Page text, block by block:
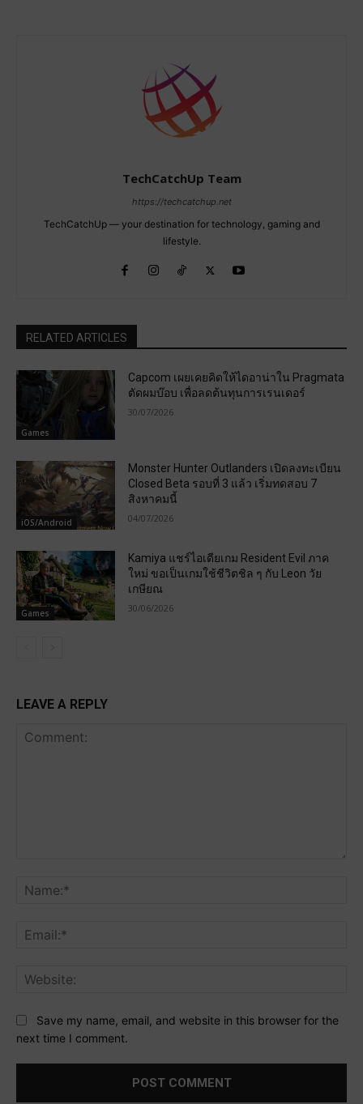
TechCatchUp Team
https://techcatchup.net
TechCatchUp — your destination for technology, gaming and
lifestyle.
RELATED ARTICLES
Games
Capcom เผยเคยคิดให้ไดอาน่าใน Pragmata
ตัดผมบ๊อบ เพื่อลดต้นทุนการเรนเดอร์
30/07/2026
iOS/Android
Monster Hunter Outlanders เปิดลงทะเบียน
Closed Beta รอบที่ 3 แล้ว เริ่มทดสอบ 7
สิงหาคมนี้
04/07/2026
Games
Kamiya แชร์ไอเดียเกม Resident Evil ภาค
ใหม่ ขอเป็นเกมใช้ชีวิตชิล ๆ กับ Leon วัย
เกษียณ
30/06/2026
LEAVE A REPLY
Save my name, email, and website in this browser for the
next time I comment.